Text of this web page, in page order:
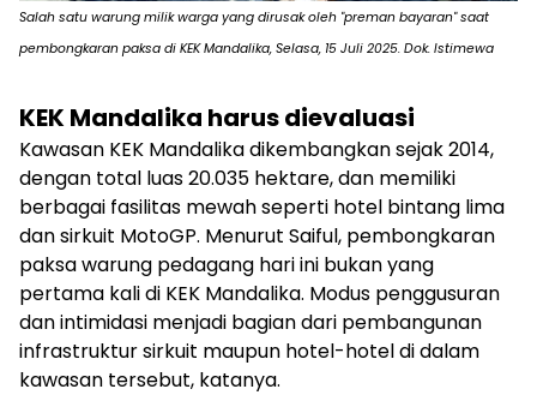
Salah satu warung milik warga yang dirusak oleh "preman bayaran" saat
pembongkaran paksa di KEK Mandalika, Selasa, 15 Juli 2025. Dok. Istimewa
KEK Mandalika harus dievaluasi
Kawasan KEK Mandalika dikembangkan sejak 2014,
dengan total luas 20.035 hektare, dan memiliki
berbagai fasilitas mewah seperti hotel bintang lima
dan sirkuit MotoGP. Menurut Saiful, pembongkaran
paksa warung pedagang hari ini bukan yang
pertama kali di KEK Mandalika. Modus penggusuran
dan intimidasi menjadi bagian dari pembangunan
infrastruktur sirkuit maupun hotel-hotel di dalam
kawasan tersebut, katanya.